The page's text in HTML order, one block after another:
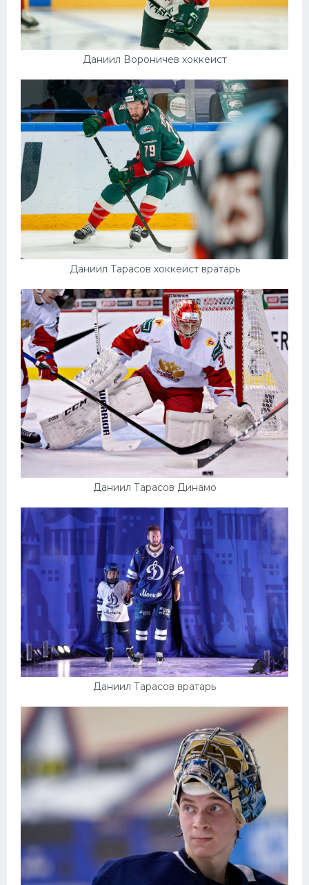
Даниил Вороничев хоккеист
Даниил Тарасов хоккеист вратарь
Даниил Тарасов Динамо
Даниил Тарасов вратарь